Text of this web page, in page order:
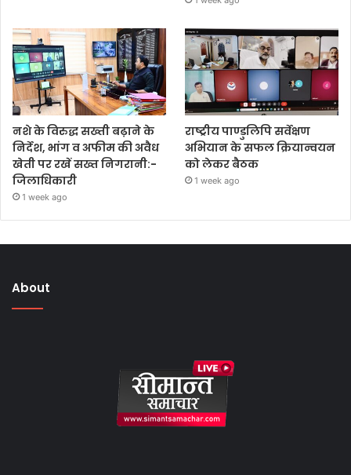
नशे के विरुद्ध सख्ती बढ़ाने के
निर्देश, भांग व अफीम की अवैध
खेती पर रखें सख्त निगरानी:-
जिलाधिकारी
1 week ago
राष्ट्रीय पाण्डुलिपि सर्वेक्षण
अभियान के सफल क्रियान्वयन
को लेकर बैठक
1 week ago
About